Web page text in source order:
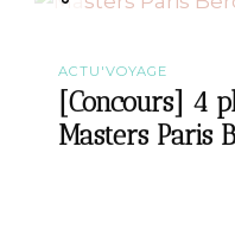
ACTU'VOYAGE
[Concours] 4
Masters Paris